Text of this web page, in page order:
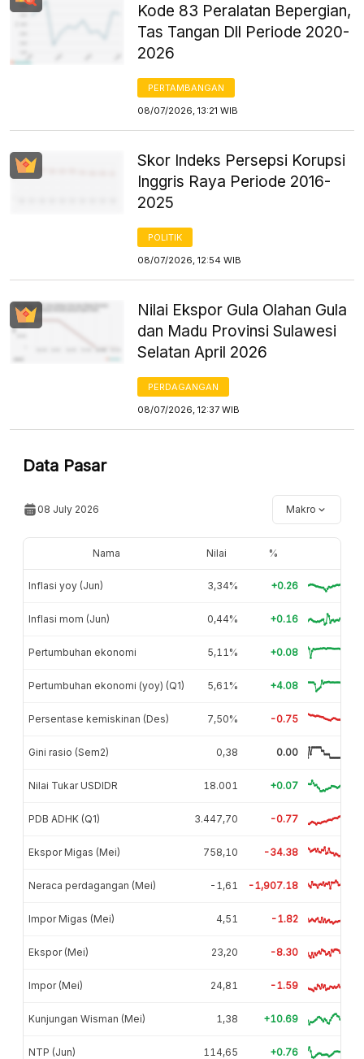
Kode 83 Peralatan Bepergian,
Tas Tangan Dll Periode 2020-
2026
PERTAMBANGAN
08/07/2026, 13:21 WIB
Skor Indeks Persepsi Korupsi
Inggris Raya Periode 2016-
2025
POLITIK
08/07/2026, 12:54 WIB
Nilai Ekspor Gula Olahan Gula
dan Madu Provinsi Sulawesi
Selatan April 2026
PERDAGANGAN
08/07/2026, 12:37 WIB
Data Pasar
08 July 2026 Makro
Nama Nilai %
Inflasi yoy (Jun) 3,34% +0.26
Inflasi mom (Jun) 0,44% +0.16
Pertumbuhan ekonomi 5,11% +0.08
Pertumbuhan ekonomi (yoy) (Q1) 5,61% +4.08
Persentase kemiskinan (Des) 7,50% -0.75
Gini rasio (Sem2) 0,38 0.00
Nilai Tukar USDIDR 18.001 +0.07
PDB ADHK (Q1) 3.447,70 -0.77
Ekspor Migas (Mei) 758,10 -34.38
Neraca perdagangan (Mei) -1,61 -1,907.18
Impor Migas (Mei) 4,51 -1.82
Ekspor (Mei) 23,20 -8.30
Impor (Mei) 24,81 -1.59
Kunjungan Wisman (Mei) 1,38 +10.69
NTP (Jun) 114,65 +0.76